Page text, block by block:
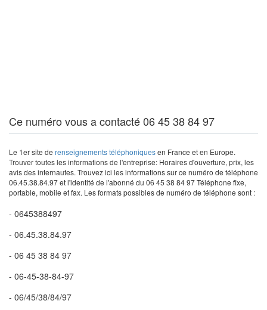
Ce numéro vous a contacté 06 45 38 84 97
Le 1er site de renseignements téléphoniquesen France et en Europe.
Trouver toutes les informations de l'entreprise: Horaires d'ouverture, prix, les
avis des internautes. Trouvez ici les informations sur ce numéro de téléphone
06.45.38.84.97 et l'identité de l'abonné du 06 45 38 84 97 Téléphone fixe,
portable, mobile et fax. Les formats possibles de numéro de téléphone sont :
- 0645388497
- 06.45.38.84.97
- 06 45 38 84 97
- 06-45-38-84-97
- 06/45/38/84/97